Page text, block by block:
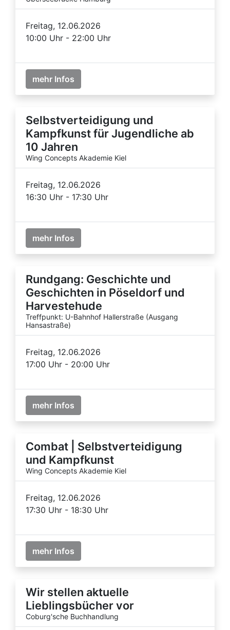
Freitag, 12.06.2026
10:00 Uhr - 22:00 Uhr
mehr Infos
Selbstverteidigung und
Kampfkunst für Jugendliche ab
10 Jahren
Wing Concepts Akademie Kiel
Freitag, 12.06.2026
16:30 Uhr - 17:30 Uhr
mehr Infos
Rundgang: Geschichte und
Geschichten in Pöseldorf und
Harvestehude
Treffpunkt: U-Bahnhof Hallerstraße (Ausgang
Hansastraße)
Freitag, 12.06.2026
17:00 Uhr - 20:00 Uhr
mehr Infos
Combat | Selbstverteidigung
und Kampfkunst
Wing Concepts Akademie Kiel
Freitag, 12.06.2026
17:30 Uhr - 18:30 Uhr
mehr Infos
Wir stellen aktuelle
Lieblingsbücher vor
Coburg'sche Buchhandlung